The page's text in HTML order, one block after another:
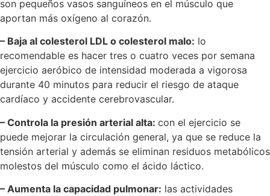
son pequeños vasos sanguíneos en el músculo que
aportan más oxígeno al corazón.
– Baja al colesterol LDL o colesterol malo: lo
recomendable es hacer tres o cuatro veces por semana
ejercicio aeróbico de intensidad moderada a vigorosa
durante 40 minutos para reducir el riesgo de ataque
cardíaco y accidente cerebrovascular.
– Controla la presión arterial alta: con el ejercicio se
puede mejorar la circulación general, ya que se reduce la
tensión arterial y además se eliminan residuos metabólicos
molestos del músculo como el ácido láctico.
– Aumenta la capacidad pulmonar: las actividades